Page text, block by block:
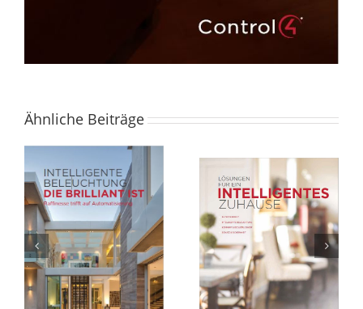
Ähnliche Beiträge